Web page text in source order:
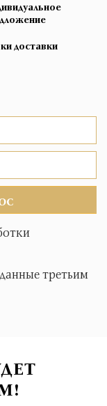
доставки
третьим